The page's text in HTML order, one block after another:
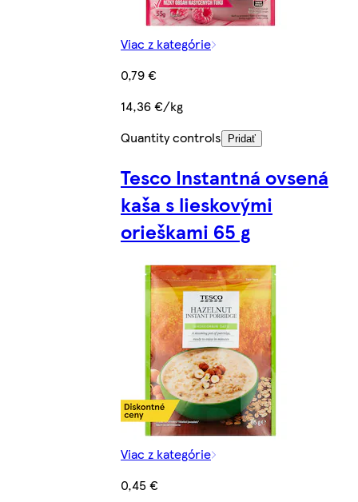
Viac z kategórie
0,79 €
14,36 €/kg
Quantity controls
Pridať
Tesco Instantná ovsená
kaša s lieskovými
orieškami 65 g
Viac z kategórie
0,45 €